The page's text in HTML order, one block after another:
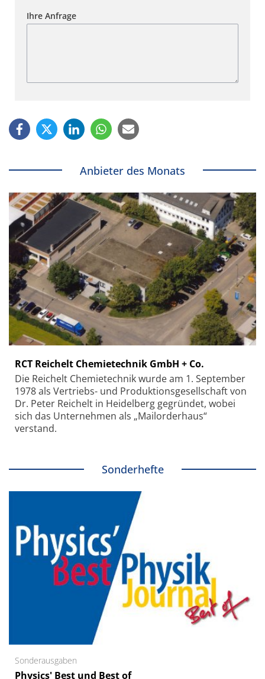
Ihre Anfrage
Anbieter des Monats
RCT Reichelt Chemietechnik GmbH + Co.
Die Reichelt Chemietechnik wurde am 1. September
1978 als Vertriebs- und Produktionsgesellschaft von
Dr. Peter Reichelt in Heidelberg gegründet, wobei
sich das Unternehmen als „Mailorderhaus“
verstand.
Sonderhefte
Sonderausgaben
Physics' Best und Best of